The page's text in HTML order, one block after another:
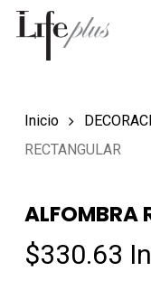
Skip
Búsqueda
productos
Inicio
RECTANGULAR
ALFOMBRA
$330.63